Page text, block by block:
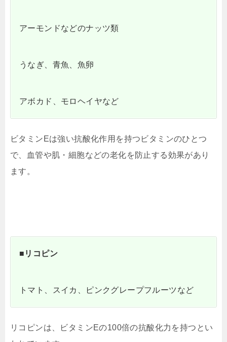
アーモンドなどのナッツ類
うなぎ、青魚、魚卵
アボカド、モロヘイヤなど
ビタミンEは強い抗酸化作用を持つビタミンのひとつ
で、血管や肌・細胞などの老化を防止する効果があり
ます。
■リコピン
トマト、スイカ、ピンクグレープフルーツなど
リコピンは、ビタミンEの100倍の抗酸化力を持つとい